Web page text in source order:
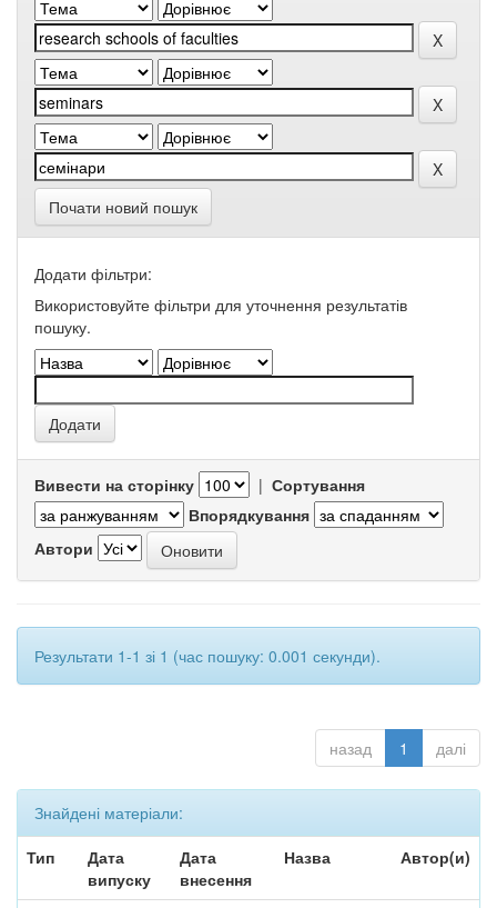
Почати новий пошук
Додати фільтри:
Використовуйте фільтри для уточнення результатів
пошуку.
Вивести на сторінку | Сортування
Впорядкування
Автори
Результати 1-1 зі 1 (час пошуку: 0.001 секунди).
назад 1 далі
Знайдені матеріали:
Тип
Дата
випуску
Дата
внесення
Назва Автор(и)